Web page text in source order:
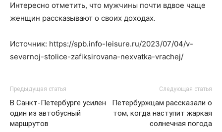
Интересно отметить, что мужчины почти вдвое чаще
женщин рассказывают о своих доходах.
Источник: https://spb.info-leisure.ru/2023/07/04/v-
severnoj-stolice-zafiksirovana-nexvatka-vrachej/
Предыдущая статья
В Санкт-Петербурге усилен
один из автобусный
маршрутов
Следующая статья
Петербуржцам рассказали о
том, когда наступит жаркая
солнечная погода